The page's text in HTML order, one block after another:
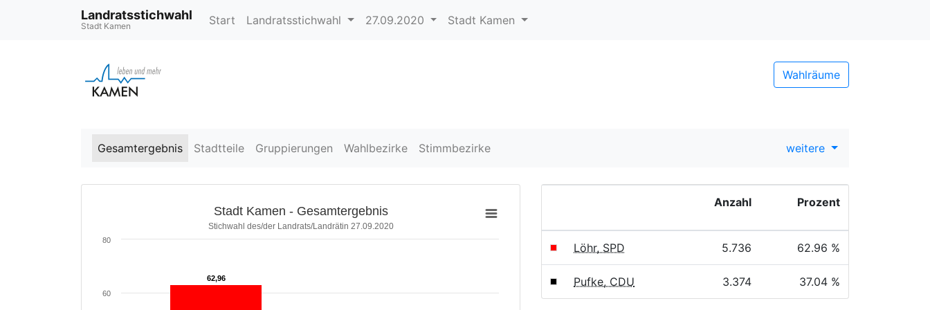
Landratsstichwahl
Stadt Kamen Start Landratsstichwahl 27.09.2020 Stadt Kamen
Wahlräume
Gesamtergebnis Stadtteile Gruppierungen Wahlbezirke Stimmbezirke weitere
Stadt Kamen - Gesamtergebnis
Stichwahl des/der Landrats/Landrätin 27.09.2020
62,96
62,96
60
80
Anzahl Prozent
Löhr, SPD 5.736 62.96 %
Pufke, CDU 3.374 37.04 %